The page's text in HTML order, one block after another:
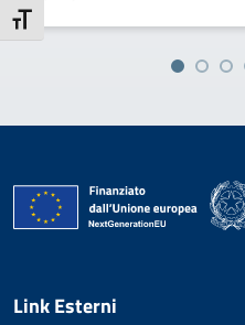
Attiva/disattiva dimensione testo
Link Esterni